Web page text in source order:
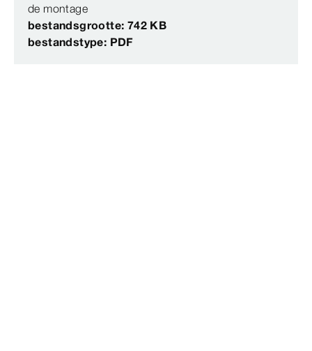
de montage
bestandsgrootte: 742 KB
bestandstype: PDF